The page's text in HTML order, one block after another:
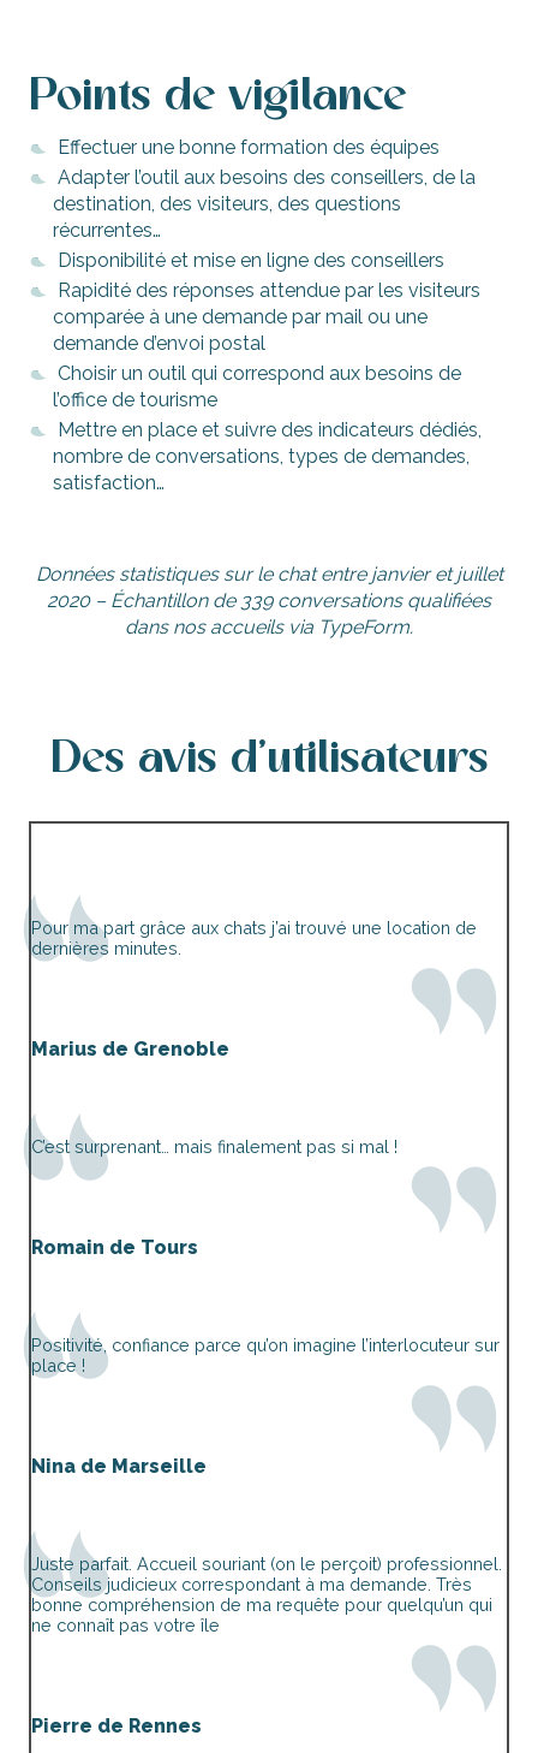
Points de vigilance
Effectuer une bonne formation des équipes
Adapter l’outil aux besoins des conseillers, de la
destination, des visiteurs, des questions
récurrentes…
Disponibilité et mise en ligne des conseillers
Rapidité des réponses attendue par les visiteurs
comparée à une demande par mail ou une
demande d’envoi postal
Choisir un outil qui correspond aux besoins de
l’office de tourisme
Mettre en place et suivre des indicateurs dédiés,
nombre de conversations, types de demandes,
satisfaction…
Données statistiques sur le chat entre janvier et juillet
2020 – Échantillon de 339 conversations qualifiées
dans nos accueils via TypeForm.
Des avis d'utilisateurs
Pour ma part grâce aux chats j’ai trouvé une location de
dernières minutes.
Marius de Grenoble
C’est surprenant… mais finalement pas si mal !
Romain de Tours
Positivité, confiance parce qu’on imagine l’interlocuteur sur
place !
Nina de Marseille
Juste parfait. Accueil souriant (on le perçoit) professionnel.
Conseils judicieux correspondant à ma demande. Très
bonne compréhension de ma requête pour quelqu’un qui
ne connaît pas votre île
Pierre de Rennes